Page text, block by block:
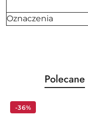
Oznaczenia
PomińProdukty
o
Polecane
-36%